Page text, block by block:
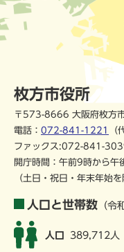
枚方市役所
〒573-8666 大阪府枚方
電話： 072-841-1221
（
ファックス:072-841-
開庁時間：午前9時から
（土日・祝日・年末年始を
人口と世帯数 （令
人口 389,712人